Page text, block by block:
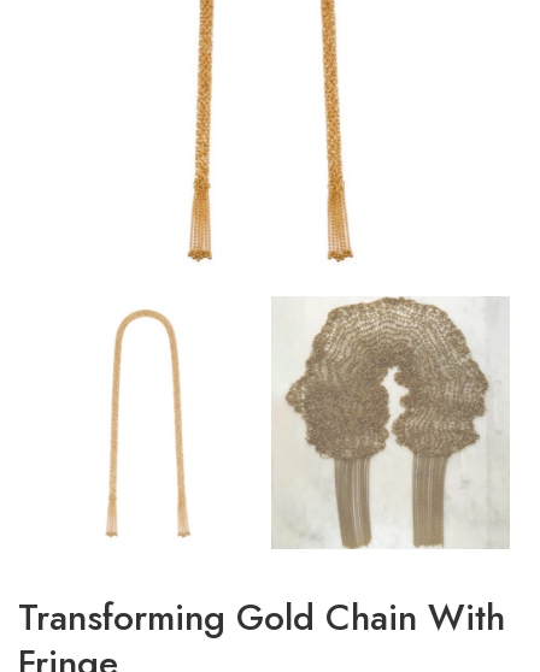
Transforming Gold Chain With